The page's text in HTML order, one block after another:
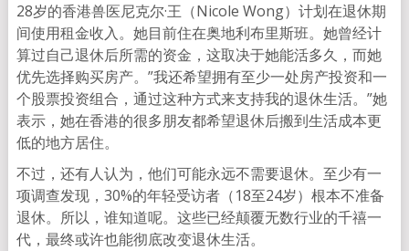
28岁的香港兽医尼克尔·王（Nicole Wong）计划在退休期
间使用租金收入。她目前住在奥地利布里斯班。她曾经计
算过自己退休后所需的资金，这取决于她能活多久，而她
优先选择购买房产。”我还希望拥有至少一处房产投资和一
个股票投资组合，通过这种方式来支持我的退休生活。”她
表示，她在香港的很多朋友都希望退休后搬到生活成本更
低的地方居住。
不过，还有人认为，他们可能永远不需要退休。至少有一
项调查发现，30%的年轻受访者（18至24岁）根本不准备
退休。所以，谁知道呢。这些已经颠覆无数行业的千禧一
代，最终或许也能彻底改变退休生活。